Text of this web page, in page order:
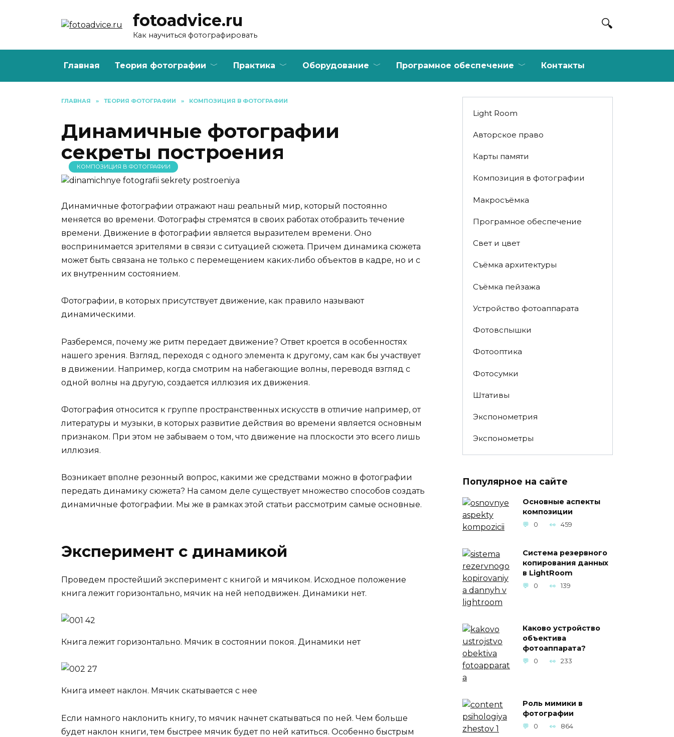
fotoadvice.ru
Как научиться фотографировать
Главная Теория фотографии Практика Оборудование Програмное обеспечение Контакты
ГЛАВНАЯ » ТЕОРИЯ ФОТОГРАФИИ » КОМПОЗИЦИЯ В ФОТОГРАФИИ
Динамичные фотографии
секреты построения
КОМПОЗИЦИЯ В ФОТОГРАФИИ
Динамичные фотографии отражают наш реальный мир, который постоянно
меняется во времени. Фотографы стремятся в своих работах отобразить течение
времени. Движение в фотографии является выразителем времени. Оно
воспринимается зрителями в связи с ситуацией сюжета. Причем динамика сюжета
может быть связана не только с перемещением каких-либо объектов в кадре, но и с
их внутренним состоянием.
Фотографии, в которых присутствует движение, как правило называют
динамическими.
Разберемся, почему же ритм передает движение? Ответ кроется в особенностях
нашего зрения. Взгляд, переходя с одного элемента к другому, сам как бы участвует
в движении. Например, когда смотрим на набегающие волны, переводя взгляд с
одной волны на другую, создается иллюзия их движения.
Фотография относится к группе пространственных искусств в отличие например, от
литературы и музыки, в которых развитие действия во времени является основным
признаком. При этом не забываем о том, что движение на плоскости это всего лишь
иллюзия.
Возникает вполне резонный вопрос, какими же средствами можно в фотографии
передать динамику сюжета? На самом деле существует множество способов создать
динамичные фотографии. Мы же в рамках этой статьи рассмотрим самые основные.
Эксперимент с динамикой
Проведем простейший эксперимент с книгой и мячиком. Исходное положение
книга лежит горизонтально, мячик на ней неподвижен. Динамики нет.
Книга лежит горизонтально. Мячик в состоянии покоя. Динамики нет
Книга имеет наклон. Мячик скатывается с нее
Если намного наклонить книгу, то мячик начнет скатываться по ней. Чем больше
будет наклон книги, тем быстрее мячик будет по ней катиться. Особенно быстрым
Light Room
Авторское право
Карты памяти
Композиция в фотографии
Макросъёмка
Програмное обеспечение
Свет и цвет
Съёмка архитектуры
Съёмка пейзажа
Устройство фотоаппарата
Фотовспышки
Фотооптика
Фотосумки
Штативы
Экспонометрия
Экспонометры
Популярное на сайте
Основные аспекты
композиции
0 459
Система резервного
копирования данных
в LightRoom
0 139
Каково устройство
объектива
фотоаппарата?
0 233
Роль мимики в
фотографии
0 864